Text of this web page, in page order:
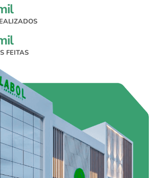
FEITAS